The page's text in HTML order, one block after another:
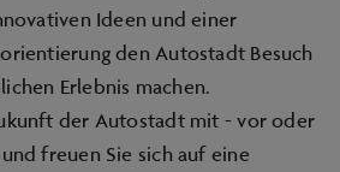
Ideen und einer
den Autostadt Besuch
Erlebnis machen.
der Autostadt mit - vor oder
freuen Sie sich auf eine